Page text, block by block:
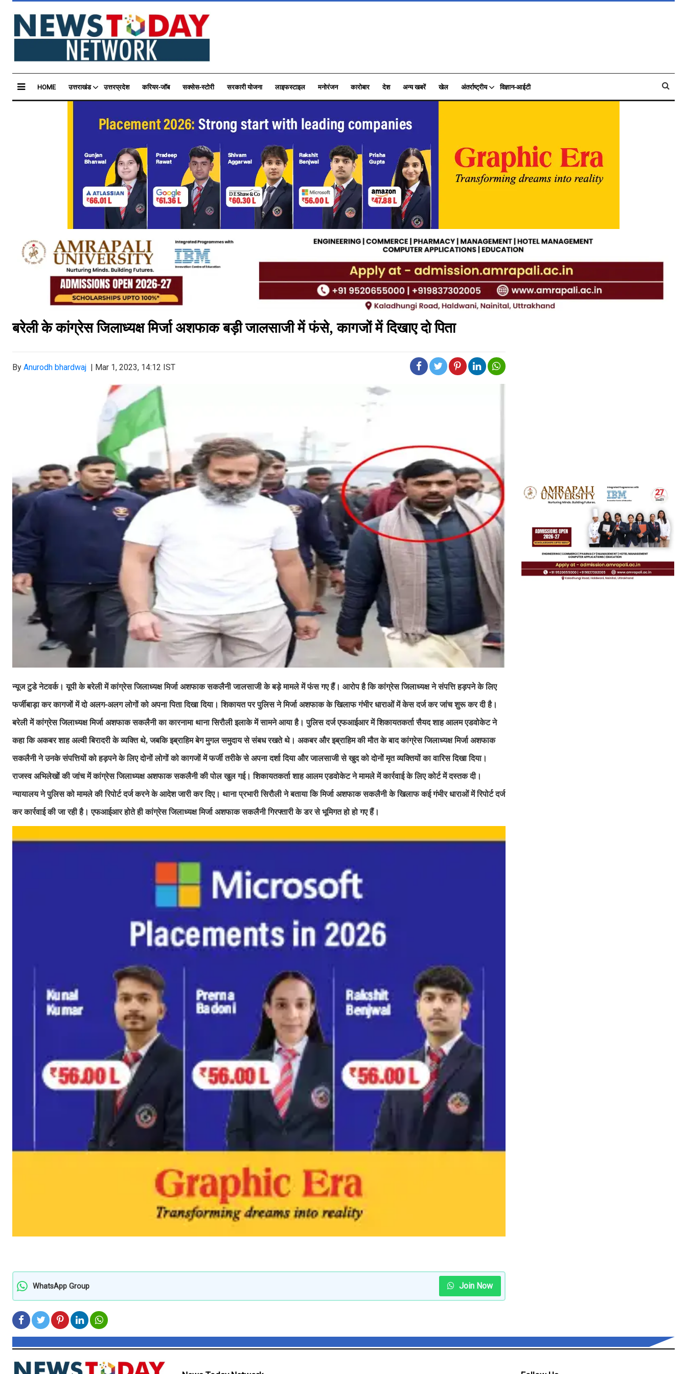
HOME उत्तराखंड उत्तरप्रदेश करियर-जॉब सक्सेस-स्टोरी सरकारी योजना लाइफस्टाइल मनोरंजन कारोबार देश अन्य खबरें खेल अंतर्राष्ट्रीय विज्ञान-आईटी
बरेली के कांग्रेस जिलाध्यक्ष मिर्जा अशफाक बड़ी जालसाजी में फंसे, कागजों में दिखाए दो पिता
By Anurodh bhardwaj | Mar 1, 2023, 14:12 IST
न्यूज टुडे नेटवर्क। यूपी के बरेली में कांग्रेस जिलाध्यक्ष मिर्जा अशफाक सकलैनी जालसाजी के बड़े मामले में फंस गए हैं। आरोप है कि कांग्रेस जिलाध्यक्ष ने संपत्ति हड़पने के लिए
फर्जीबाड़ा कर कागजों में दो अलग-अलग लोगों को अपना पिता दिखा दिया। शिकायत पर पुलिस ने मिर्जा अशफाक के खिलाफ गंभीर धाराओं में केस दर्ज कर जांच शुरू कर दी है।
बरेली में कांग्रेस जिलाध्यक्ष मिर्जा अशफाक सकलैनी का कारनामा थाना सिरौली इलाके में सामने आया है। पुलिस दर्ज एफआईआर में शिकायतकर्ता सैयद शाह आलम एडवोकेट ने
कहा कि अकबर शाह अल्वी बिरादरी के व्यक्ति थे,जबकि इब्राहिम बेग मुगल समुदाय से संबध रखते थे। अकबर और इब्राहिम की मौत के बाद कांग्रेस जिलाध्यक्ष मिर्जा अशफाक
सकलैनी ने उनके संपत्तियों को हड़पने के लिए दोनों लोगों को कागजों में फर्जी तरीके से अपना दर्शा दिया और जालसाजी से खुद को दोनों मृत व्यक्तियों का वारिस दिखा दिया।
राजस्व अभिलेखों की जांच में कांग्रेस जिलाध्यक्ष अशफाक सकलैनी की पोल खुल गई। शिकायतकर्ता शाह आलम एडवोकेट ने मामले में कार्रवाई के लिए कोर्ट में दस्तक दी।
न्यायालय ने पुलिस को मामले की रिपोर्ट दर्ज करने के आदेश जारी कर दिए। थाना प्रभारी सिरौली ने बताया कि मिर्जा अशफाक सकलैनी के खिलाफ कई गंभीर धाराओं में रिपोर्ट दर्ज
कर कार्रवाई की जा रही है। एफआईआर होते ही कांग्रेस जिलाध्यक्ष मिर्जा अशफाक सकलैनी गिरफ्तारी के डर से भूमिगत हो हो गए हैं।
WhatsApp Group Join Now